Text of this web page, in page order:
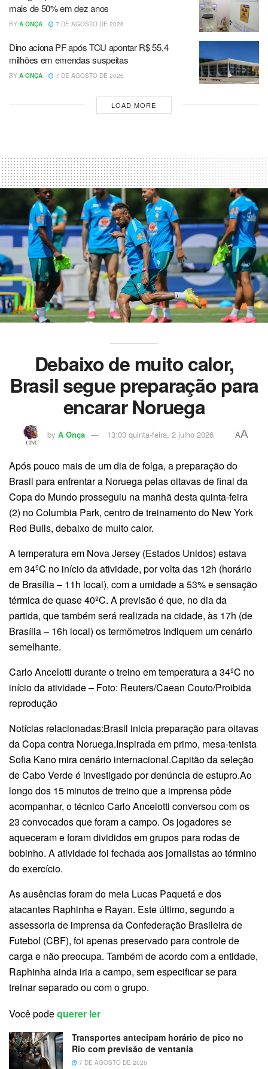
mais de 50% em dez anos
BY A ONÇA 7 DE AGOSTO DE 2026
Dino aciona PF após TCU apontar R$ 55,4
milhões em emendas suspeitas
BY A ONÇA 7 DE AGOSTO DE 2026
LOAD MORE
Debaixo de muito calor,
Brasil segue preparação para
encarar Noruega
by A Onça 13:03 quinta-feira, 2 julho 2026 AA
Após pouco mais de um dia de folga, a preparação do
Brasil para enfrentar a Noruega pelas oitavas de final da
Copa do Mundo prosseguiu na manhã desta quinta-feira
(2) no Columbia Park, centro de treinamento do New York
Red Bulls, debaixo de muito calor.
A temperatura em Nova Jersey (Estados Unidos) estava
em 34ºC no início da atividade, por volta das 12h (horário
de Brasília – 11h local), com a umidade a 53% e sensação
térmica de quase 40ºC. A previsão é que, no dia da
partida, que também será realizada na cidade, às 17h (de
Brasília – 16h local) os termômetros indiquem um cenário
semelhante.
Carlo Ancelotti durante o treino em temperatura a 34ºC no
início da atividade – Foto: Reuters/Caean Couto/Proibida
reprodução
Notícias relacionadas:Brasil inicia preparação para oitavas
da Copa contra Noruega.Inspirada em primo, mesa-tenista
Sofia Kano mira cenário internacional.Capitão da seleção
de Cabo Verde é investigado por denúncia de estupro.Ao
longo dos 15 minutos de treino que a imprensa pôde
acompanhar, o técnico Carlo Ancelotti conversou com os
23 convocados que foram a campo. Os jogadores se
aqueceram e foram divididos em grupos para rodas de
bobinho. A atividade foi fechada aos jornalistas ao término
do exercício.
As ausências foram do meia Lucas Paquetá e dos
atacantes Raphinha e Rayan. Este último, segundo a
assessoria de imprensa da Confederação Brasileira de
Futebol (CBF), foi apenas preservado para controle de
carga e não preocupa. Também de acordo com a entidade,
Raphinha ainda iria a campo, sem especificar se para
treinar separado ou com o grupo.
Você podequerer ler
Transportes antecipam horário de pico no
Rio com previsão de ventania
7 DE AGOSTO DE 2026